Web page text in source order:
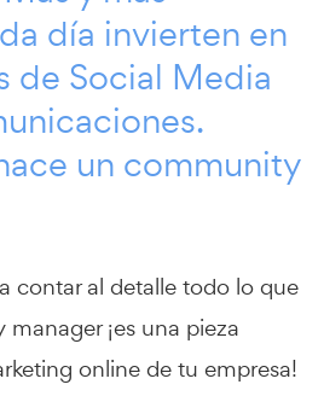
día invierten en
de Social Media
un community
contar al detalle todo lo que
¡es una pieza
online de tu empresa!